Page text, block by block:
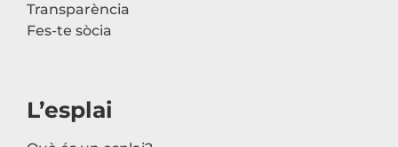
Transparència
Fes-te sòcia
L’esplai